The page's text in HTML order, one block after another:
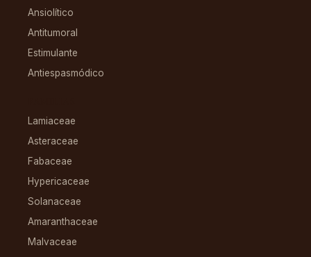
Ansiolítico
Antitumoral
Estimulante
Antiespasmódico
Lamiaceae
Asteraceae
Fabaceae
Hypericaceae
Solanaceae
Amaranthaceae
Malvaceae